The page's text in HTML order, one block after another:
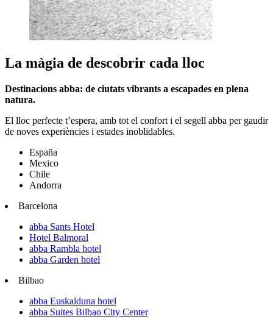
La màgia de descobrir cada lloc
Destinacions abba: de ciutats vibrants a escapades en plena
natura.
El lloc perfecte t’espera, amb tot el confort i el segell abba per gaudir
de noves experiències i estades inoblidables.
España
Mexico
Chile
Andorra
Barcelona
abba Sants Hotel
Hotel Balmoral
abba Rambla hotel
abba Garden hotel
Bilbao
abba Euskalduna hotel
abba Suites Bilbao City Center